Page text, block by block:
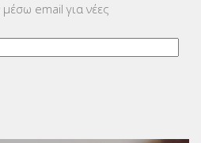
email για νέες